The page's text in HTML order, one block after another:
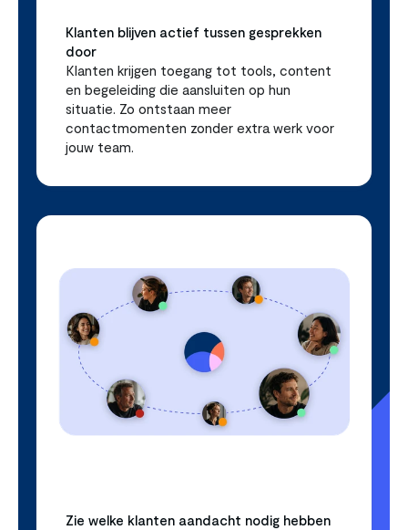
Klanten blijven actief tussen gesprekken
door
Klanten krijgen toegang tot tools, content
en begeleiding die aansluiten op hun
situatie. Zo ontstaan meer
contactmomenten zonder extra werk voor
jouw team.
Zie welke klanten aandacht nodig hebben